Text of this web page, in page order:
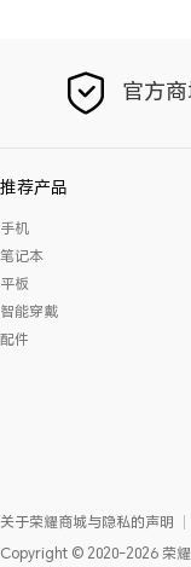
官方
推荐产品
手机
笔记本
平板
智能穿戴
配件
关于荣耀商城与隐私的声明
Copyright © 2020-2026 荣